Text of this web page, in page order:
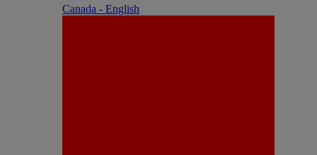
Canada - English